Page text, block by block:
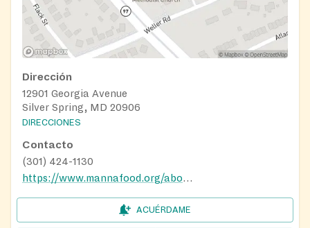
Dirección
12901 Georgia Avenue
Silver Spring, MD 20906
DIRECCIONES
Contacto
(301) 424-1130
https://www.mannafood.org/about/contact-manna/manna-food-distribution-sites/
ACUÉRDAME